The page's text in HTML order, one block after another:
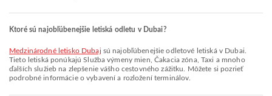
Ktoré sú najobľúbenejšie letiská odletu v Dubai?
Medzinárodné letisko Dubaj sú najobľúbenejšie odletové letiská v Dubai.
Tieto letiská ponúkajú Služba výmeny mien, Čakacia zóna, Taxi a mnoho
ďalších služieb na zlepšenie vášho cestovného zážitku. Môžete si pozrieť
podrobné informácie o vybavení a rozložení terminálov.